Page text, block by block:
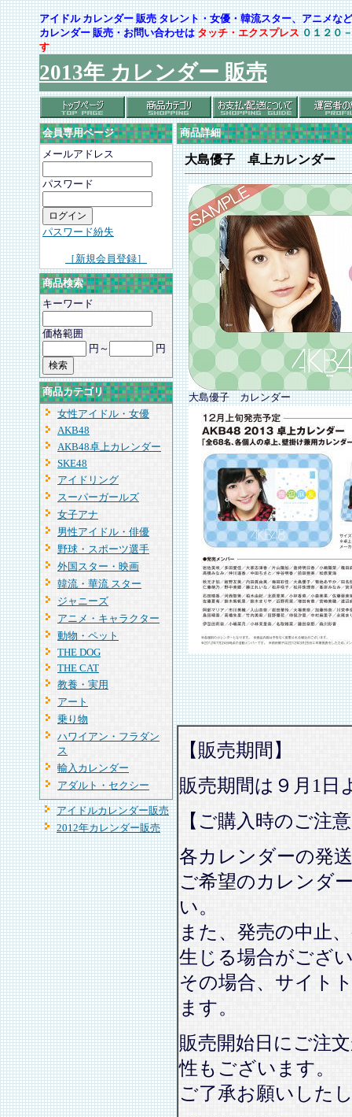
アイドル カレンダー 販売 タレント・女優・韓流スター、アニメ
カレンダー 販売・お問い合わせはタッチ・エクスプレス ０１２０
す
2013年 カレンダー 販売
会員専用ページ
メールアドレス
パスワード
パスワード紛失
［新規会員登録］
商品検索
キーワード
価格範囲
円～
円
商品カテゴリ
女性アイドル・女優
AKB48
AKB48卓上カレンダー
SKE48
アイドリング
スーパーガールズ
女子アナ
男性アイドル・俳優
野球・スポーツ選手
外国スター・映画
韓流・華流 スター
ジャニーズ
アニメ・キャラクター
動物・ペット
THE DOG
THE CAT
教養・実用
アート
乗り物
ハワイアン・フラダン
ス
輸入カレンダー
アダルト・セクシー
アイドルカレンダー販売
2012年カレンダー販売
商品詳細
大島優子 卓上カレンダー
大島優子 カレンダー
【販売期間】
販売期間は９月1日
【ご購入時のご注
各カレンダーの発
ご希望のカレンダ
い。
また、発売の中止
生じる場合がござ
その場合、サイト
ます。
販売開始日にご注
性もございます。
ご了承お願いした